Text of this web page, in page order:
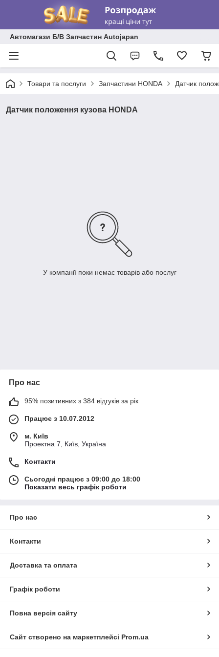
Автомагази Б/В Запчастин Autojapan
Товари та послуги Запчастини HONDA Датчик
Датчик положення кузова HONDA
У компанії поки немає товарів або послуг
Про нас
95% позитивних з 384 відгуків за рік
Працює з 10.07.2012
м. Київ
Проектна 7, Київ, Україна
Контакти
Сьогодні працює з 09:00 до 18:00
Показати весь графік роботи
Про нас
Контакти
Доставка та оплата
Графік роботи
Повна версія сайту
Сайт створено на маркетплейсі Prom.ua